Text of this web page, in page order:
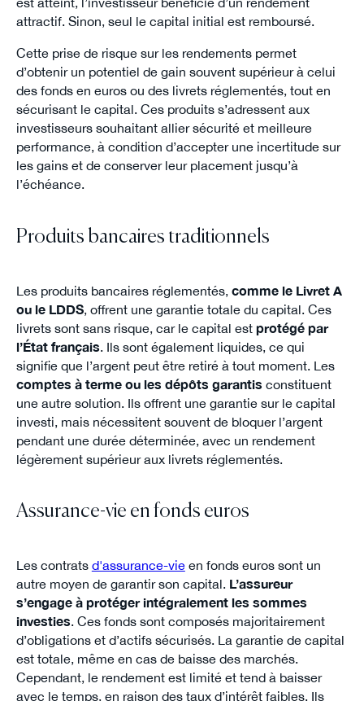
attractif. Sinon, seul le capital initial est remboursé.
Cette prise de risque sur les rendements permet
d’obtenir un potentiel de gain souvent supérieur à celui
des fonds en euros ou des livrets réglementés, tout en
sécurisant le capital. Ces produits s’adressent aux
investisseurs souhaitant allier sécurité et meilleure
performance, à condition d’accepter une incertitude sur
les gains et de conserver leur placement jusqu’à
l’échéance.
Produits bancaires traditionnels
Les produits bancaires réglementés, comme le Livret A
ou le LDDS, offrent une garantie totale du capital. Ces
livrets sont sans risque, car le capital est protégé par
l’État français. Ils sont également liquides, ce qui
signifie que l’argent peut être retiré à tout moment. Les
comptes à terme ou les dépôts garantis constituent
une autre solution. Ils offrent une garantie sur le capital
investi, mais nécessitent souvent de bloquer l’argent
pendant une durée déterminée, avec un rendement
légèrement supérieur aux livrets réglementés.
Assurance-vie en fonds euros
Les contrats d'assurance-vieen fonds euros sont un
autre moyen de garantir son capital. L’assureur
s’engage à protéger intégralement les sommes
investies. Ces fonds sont composés majoritairement
d’obligations et d’actifs sécurisés. La garantie de capital
est totale, même en cas de baisse des marchés.
Cependant, le rendement est limité et tend à baisser
avec le temps, en raison des taux d’intérêt faibles. Ils